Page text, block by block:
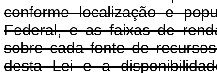
conforme localização e
Federal, e as faixas de
sobre cada fonte de
desta Lei e a